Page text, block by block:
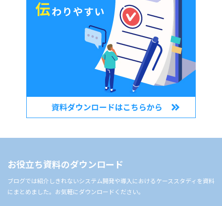
お役立ち資料のダウンロード
ブログでは紹介しきれないシステム開発や導入におけるケーススタディを資料
にまとめました。お気軽にダウンロードください。